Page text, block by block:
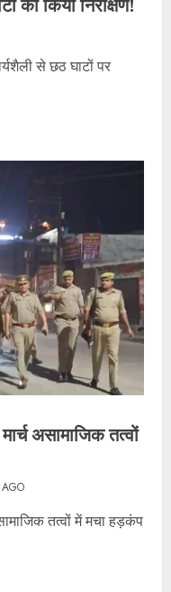
का किया निरीक्षण!
से छठ घाटों पर
असामाजिक तत्वों
तत्वों में मचा हड़कंप